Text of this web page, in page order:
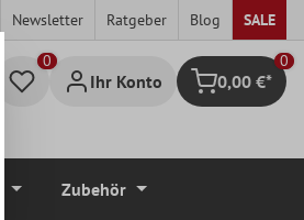
Newsletter Ratgeber Blog SALE
Ihr Konto Warenkorb
0
0,00 €*
Zubehör